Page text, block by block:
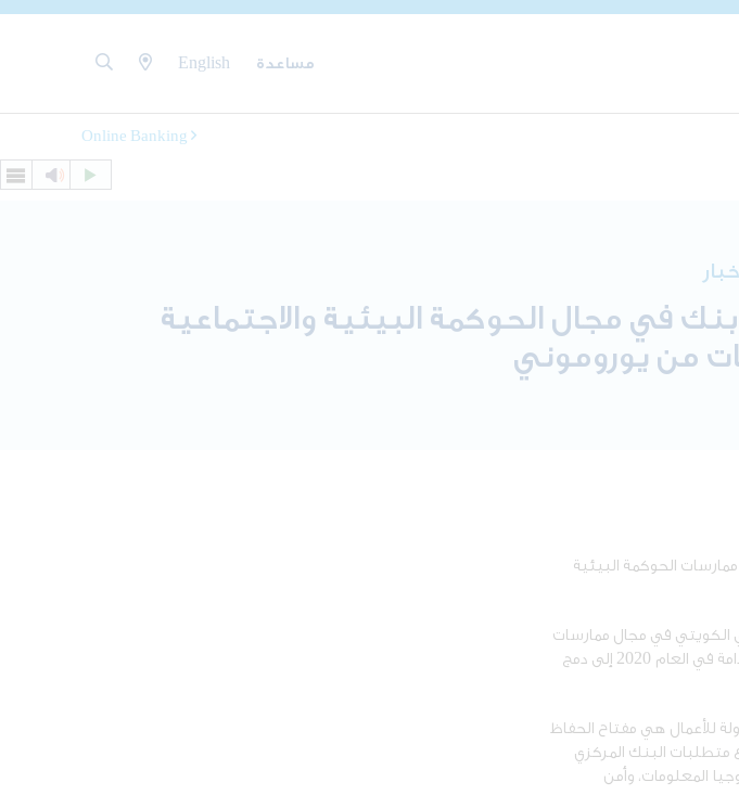
مساعدة English
Online Banking
في مجال الحوكمة البيئية والاجتماعية
من يوروموني
بنك محلي في الأردن في ممارسات الحوكمة البيئية
الكويتي في مجال ممارسات
الحوكمة البيئية والاجتماعية وحوكمة الشركات، حيث عمد البنك ومنذ إطلاق تقريره الأول للاستدامة في العام 2020 إلى دمج
للأعمال هي مفتاح الحفاظ
متطلبات البنك المركزي
المعلومات، وأمن